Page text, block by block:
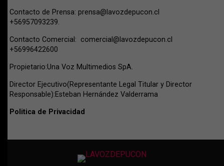
Contacto de Prensa: prensa@lavozdepucon.cl
+56957093239.
Contacto Comercial: comercial@lavozdepucon.cl
+56996422600
Propietario:Una Voz Multimedios SpA.
Director Ejecutivo(Representante Legal Titular y Director
Responsable):Esteban Hernández Valderrama
Politica de Privacidad